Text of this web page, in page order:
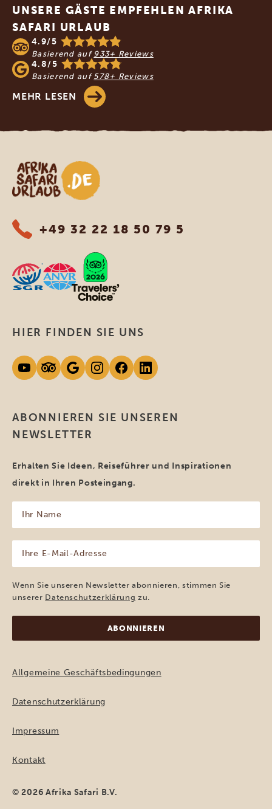
UNSERE GÄSTE EMPFEHLEN AFRIKA
SAFARI URLAUB
4.9/5
Basierend auf 933+ Reviews
4.8/5
Basierend auf 578+ Reviews
MEHR LESEN
Afrika Safari Urlaub
+49 32 22 18 50 79 5
ABONNIEREN SIE UNSEREN
NEWSLETTER
Erhalten Sie Ideen, Reiseführer und Inspirationen
direkt in Ihren Posteingang.
Name
(erforderlich)
Mail-
Adresse
(erforderlich)
Wenn Sie unseren Newsletter abonnieren, stimmen Sie
unserer Datenschutzerklärung zu.
HIER FINDEN SIE UNS
Allgemeine Geschäftsbedingungen
Datenschutzerklärung
Impressum
Kontakt
© 2026 Afrika Safari B.V.